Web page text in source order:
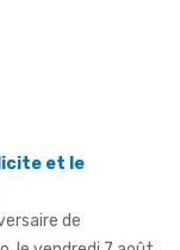
de
le vendredi 7 août